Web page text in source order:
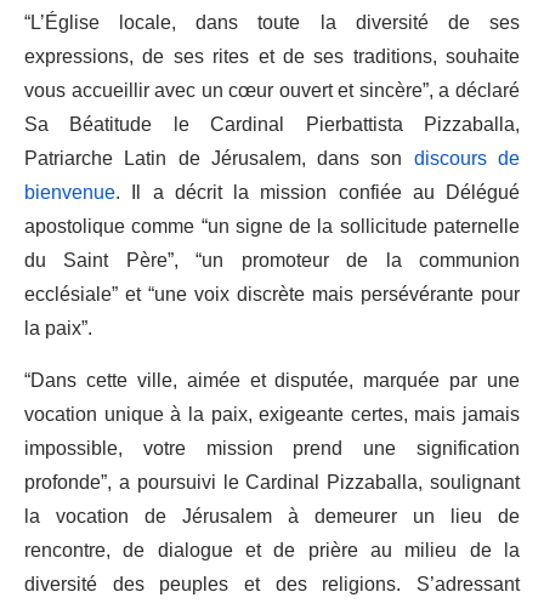
“L’Église locale, dans toute la diversité de ses
expressions, de ses rites et de ses traditions, souhaite
vous accueillir avec un cœur ouvert et sincère”, a déclaré
Sa Béatitude le Cardinal Pierbattista Pizzaballa,
Patriarche Latin de Jérusalem, dans son discours de
bienvenue. Il a décrit la mission confiée au Délégué
apostolique comme “un signe de la sollicitude paternelle
du Saint Père”, “un promoteur de la communion
ecclésiale” et “une voix discrète mais persévérante pour
la paix”.
“Dans cette ville, aimée et disputée, marquée par une
vocation unique à la paix, exigeante certes, mais jamais
impossible, votre mission prend une signification
profonde”, a poursuivi le Cardinal Pizzaballa, soulignant
la vocation de Jérusalem à demeurer un lieu de
rencontre, de dialogue et de prière au milieu de la
diversité des peuples et des religions. S’adressant